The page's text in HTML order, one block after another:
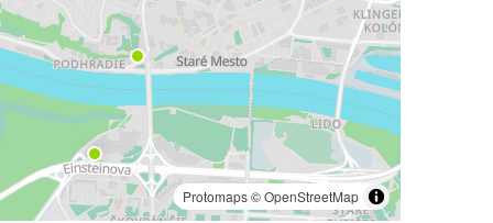
Protomaps©OpenStreetMap